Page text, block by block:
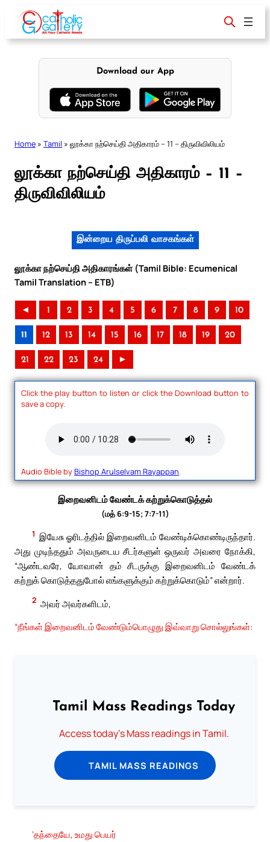
content
Download our App
Home » Tamil » லூக்கா நற்செய்தி அதிகாரம் – 11 – திருவிவிலியம்
லூக்கா நற்செய்தி அதிகாரம் – 11 –
திருவிவிலியம்
இன்றைய திருப்பலி வாசகங்கள்
லூக்கா நற்செய்தி அதிகாரங்கள் (Tamil Bible: Ecumenical
Tamil Translation – ETB)
◄ 1 2 3 4 5 6 7 8 9 10
11 12 13 14 15 16 17 18 19 20
21 22 23 24 ►
Click the play button to listen or click the Download button to
save a copy.
Audio Bible byBishop Arulselvam Rayappan.
இறைவனிடம் வேண்டக் கற்றுக்கொடுத்தல்
(மத் 6:9-15; 7:7-11)
1 இயேசு ஓரிடத்தில் இறைவனிடம் வேண்டிக்கொண்டிருந்தார்.
அது முடிந்ததும் அவருடைய சீடர்களுள் ஒருவர் அவரை நோக்கி,
“ஆண்டவரே, யோவான் தம் சீடருக்கு இறைவனிடம் வேண்டக்
கற்றுக் கொடுத்ததுபோல் எங்களுக்கும் கற்றுக்கொடும்” என்றார்.
2 அவர் அவர்களிடம்,
“நீங்கள் இறைவனிடம் வேண்டும்பொழுது இவ்வாறு சொல்லுங்கள்:
Tamil Mass Readings Today
Access today's Mass readings in Tamil.
TAMIL MASS READINGS
‘தந்தையே, உமது பெயர்